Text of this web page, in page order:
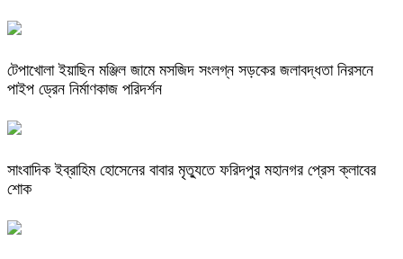
টেপাখোলা ইয়াছিন মঞ্জিল জামে মসজিদ সংলগ্ন সড়কের জলাবদ্ধতা নিরসনে
পাইপ ড্রেন নির্মাণকাজ পরিদর্শন
সাংবাদিক ইব্রাহিম হোসেনের বাবার মৃত্যুতে ফরিদপুর মহানগর প্রেস ক্লাবের
শোক